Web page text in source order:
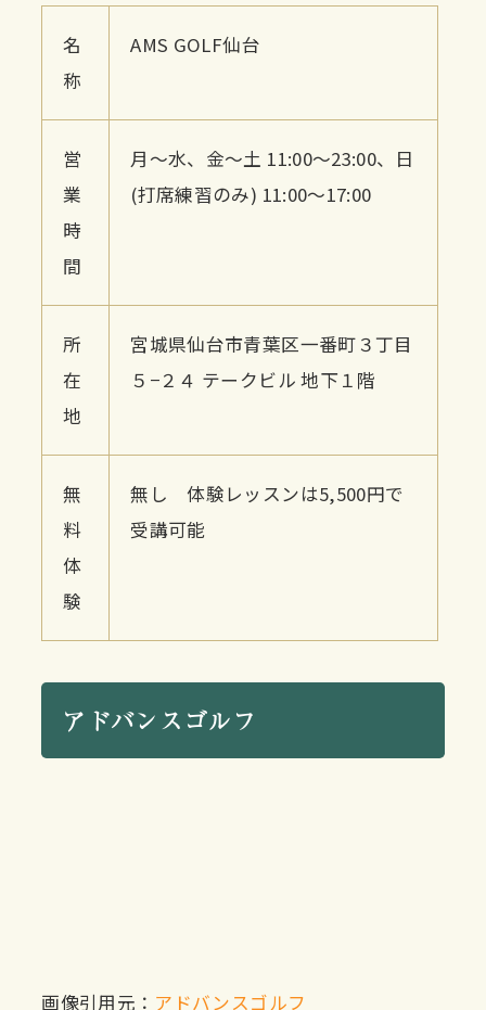
名
称
AMS GOLF仙台
営
業
時
間
月〜水、金〜土 11:00〜23:00、日
(打席練習のみ) 11:00〜17:00
所
在
地
宮城県仙台市青葉区一番町３丁目
５−２４ テークビル 地下１階
無
料
体
験
無し 体験レッスンは5,500円で
受講可能
アドバンスゴルフ
画像引用元： アドバンスゴルフ